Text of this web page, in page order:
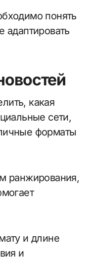
понять
адаптировать
какая
сети,
форматы
ранжирования,
и длине
и